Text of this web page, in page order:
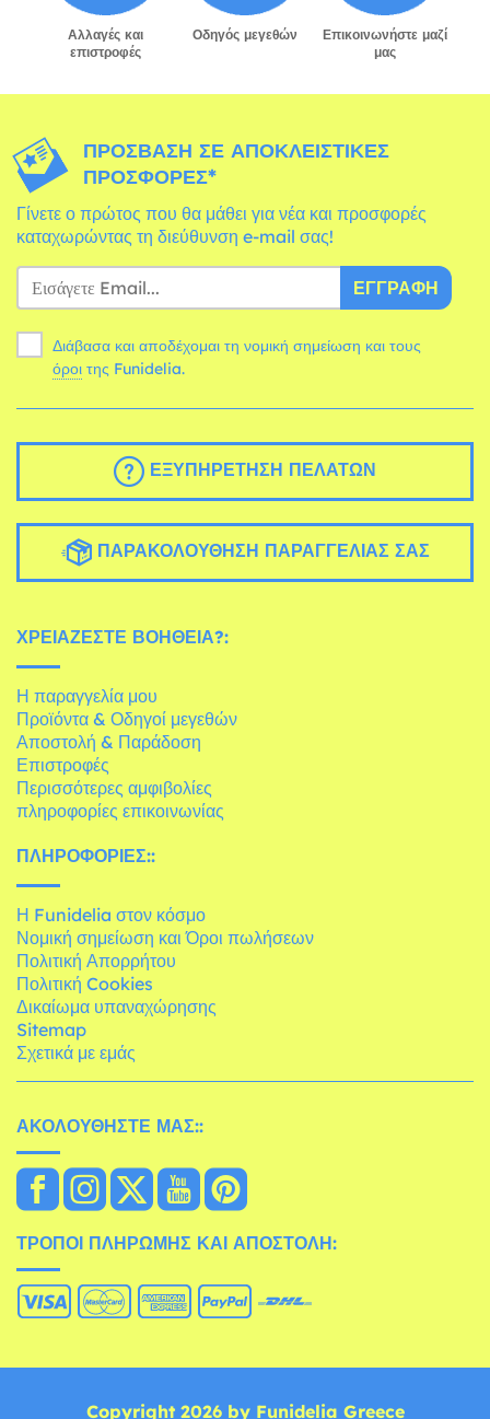
Αλλαγές και
επιστροφές
Οδηγός μεγεθών
Επικοινωνήστε μαζί
μας
ΠΡΌΣΒΑΣΗ ΣΕ ΑΠΟΚΛΕΙΣΤΙΚΈΣ
ΠΡΟΣΦΟΡΈΣ*
Γίνετε ο πρώτος που θα μάθει για νέα και προσφορές
καταχωρώντας τη διεύθυνση e-mail σας!
ΕΓΓΡΑΦΉ
Διάβασα και αποδέχομαι τη νομική σημείωση και τους
όροι της Funidelia.
ΕΞΥΠΗΡΈΤΗΣΗ ΠΕΛΑΤΏΝ
ΠΑΡΑΚΟΛΟΎΘΗΣΗ ΠΑΡΑΓΓΕΛΊΑΣ ΣΑΣ
ΧΡΕΙΆΖΕΣΤΕ ΒΟΉΘΕΙΑ?:
Η παραγγελία μου
Προϊόντα & Οδηγοί μεγεθών
Αποστολή & Παράδοση
Επιστροφές
Περισσότερες αμφιβολίες
πληροφορίες επικοινωνίας
ΠΛΗΡΟΦΟΡΊΕΣ::
Η Funidelia στον κόσμο
Νομική σημείωση και Όροι πωλήσεων
Πολιτική Απορρήτου
Πολιτική Cookies
Δικαίωμα υπαναχώρησης
Sitemap
Σχετικά με εμάς
ΑΚΟΛΟΥΘΉΣΤΕ ΜΑΣ::
ΤΡΌΠΟΙ ΠΛΗΡΩΜΉΣ ΚΑΙ ΑΠΟΣΤΟΛΉ:
Copyright 2026 by Funidelia Greece